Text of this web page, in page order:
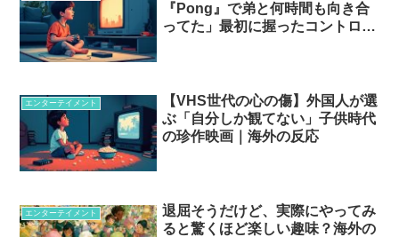
『Pong』で弟と何時間も向き合
ってた」最初に握ったコントロー
エンターテイメント
【VHS世代の心の傷】外国人が選
ぶ「自分しか観てない」子供時代
の珍作映画｜海外の反応
エンターテイメント
退屈そうだけど、実際にやってみ
ると驚くほど楽しい趣味？海外の